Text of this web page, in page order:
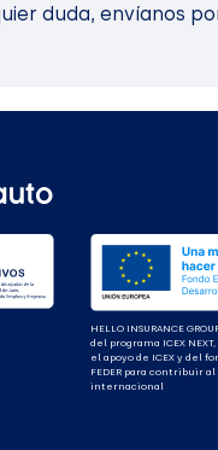
duda, envíanos
HELLO INSURANCE
del programa ICEX
el apoyo de ICEX y del
FEDER para contribuir
internacional